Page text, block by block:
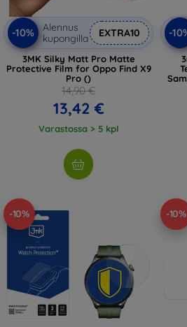
-10%
Alennus
kupongilla
EXTRA10
3MK Silky Matt Pro Matte
Protective Film for Oppo Find X9
Pro ()
14,90 €
13,42 €
Varastossa > 5 kpl
-
-10% -10%